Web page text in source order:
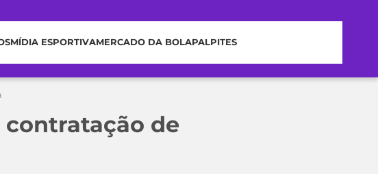
MÍDIA ESPORTIVAMERCADO DA BOLAPALPITES
contratação de